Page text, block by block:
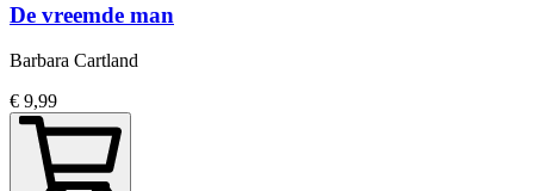
De vreemde man
Barbara Cartland
€ 9,99